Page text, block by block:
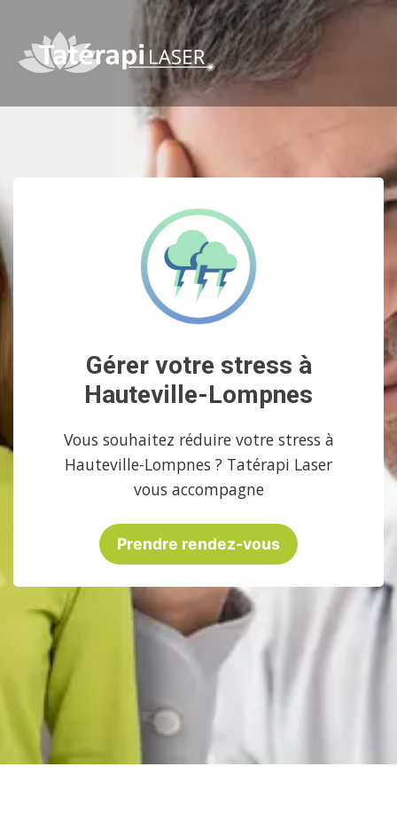
Gérer votre stress à
Hauteville-Lompnes
Vous souhaitez réduire votre stress à
Hauteville-Lompnes ? Tatérapi Laser
vous accompagne
Prendre rendez-vous